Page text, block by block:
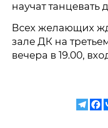
научат танцевать
Всех желающих
зале ДК на
вечера в 19.00,